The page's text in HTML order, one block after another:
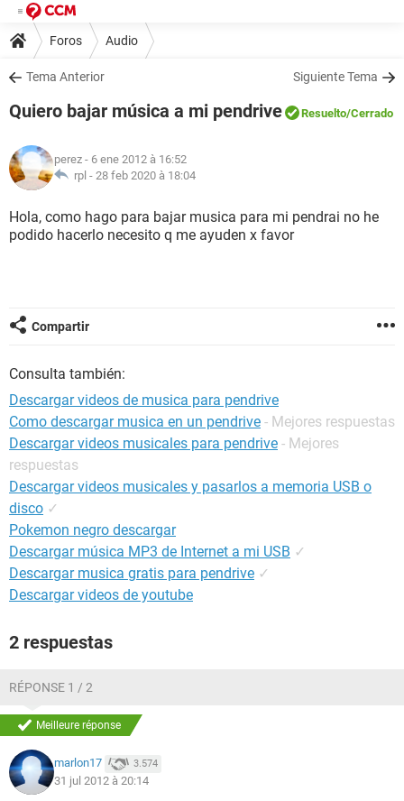
Foros Audio
Tema Anterior Siguiente Tema
Quiero bajar música a mi pendrive Resuelto/Cerrado
perez - 6 ene 2012 à 16:52
rpl - 28 feb 2020 à 18:04
Hola, como hago para bajar musica para mi pendrai no he
podido hacerlo necesito q me ayuden x favor
Compartir
Consulta también:
Descargar videos de musica para pendrive
Como descargar musica en un pendrive - Mejores respuestas
Descargar videos musicales para pendrive - Mejores
respuestas
Descargar videos musicales y pasarlos a memoria USB o
disco ✓
Pokemon negro descargar
Descargar música MP3 de Internet a mi USB ✓
Descargar musica gratis para pendrive ✓
Descargar videos de youtube
2 respuestas
RÉPONSE 1 / 2
Meilleure réponse
marlon17 3.574
31 jul 2012 à 20:14